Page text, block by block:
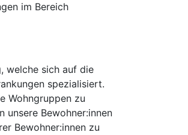
im Bereich
welche sich auf die
spezialisiert.
Wohngruppen zu
Bewohner:innen
Bewohner:innen zu